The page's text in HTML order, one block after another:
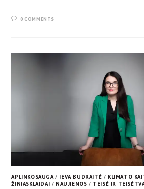
0 COMMENTS
APLINKOSAUGA/ IEVA BUDRAITĖ/ KLIMATO
ŽINIASKLAIDAI/ NAUJIENOS/ TEISĖ IR